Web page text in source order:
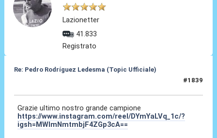
Lazionetter
41.833
Registrato
Re: Pedro Rodríguez Ledesma (Topic Ufficiale)
#1839
Grazie ultimo nostro grande campione
https://www.instagram.com/reel/DYmYaLVq_1c/?
igsh=MWlmNmtmbjF4ZGp3cA==